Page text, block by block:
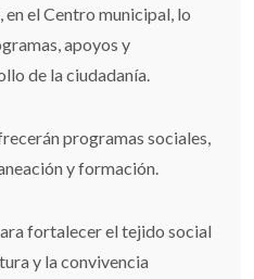
el Centro municipal, lo
apoyos y
de la ciudadanía.
programas sociales,
y formación.
fortalecer el tejido social
y la convivencia